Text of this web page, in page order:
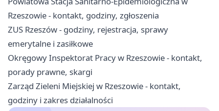
Rzeszowie - kontakt, godziny, zgłoszenia
ZUS Rzeszów - godziny, rejestracja, sprawy
emerytalne i zasiłkowe
Okręgowy Inspektorat Pracy w Rzeszowie - kontakt,
porady prawne, skargi
Zarząd Zieleni Miejskiej w Rzeszowie - kontakt,
godziny i zakres działalności